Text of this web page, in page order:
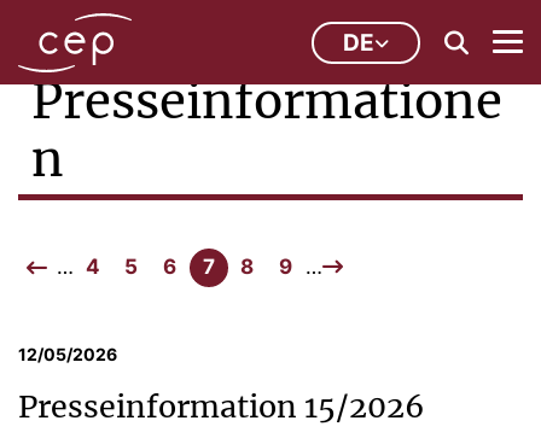
DE
Presseinformatione
n
… 4 5 6 7 8 9 …
12/05/2026
Presseinformation 15/2026